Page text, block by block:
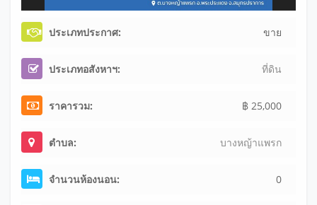
ประเภทประกาศ: ขาย
ประเภทอสังหาฯ: ที่ดิน
ราคารวม: ฿ 25,000
ตำบล: บางหญ้าแพรก
จำนวนห้องนอน: 0